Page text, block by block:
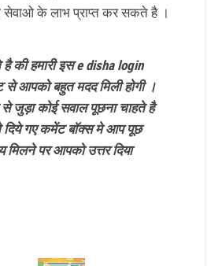
सेवाओ के लाभ प्राप्त कर सकते है ।
की हमारी इस e disha login
से आपको बहुत मदद मिली होगी ।
से जुड़ा कोई सवाल पूछना चाहते है
दिये गए कमेंट बॉक्स मे आप पूछ
पर आपको उत्तर दिया